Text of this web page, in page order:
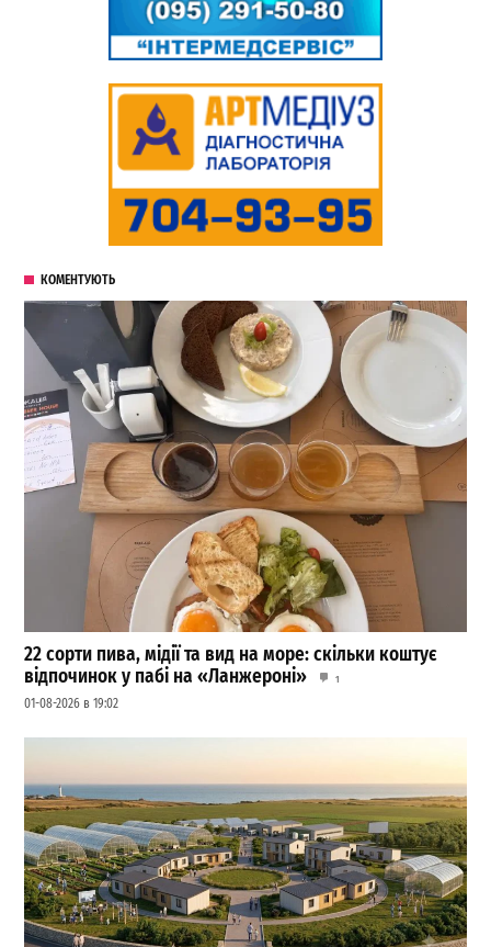
КОМЕНТУЮТЬ
22 сорти пива, мідії та вид на море: скільки коштує
відпочинок у пабі на «Ланжероні»
1
01-08-2026 в 19:02